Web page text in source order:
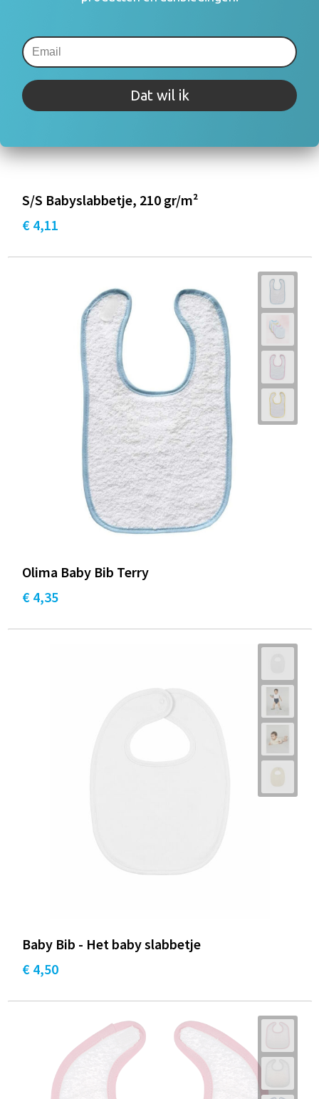
S/S Babyslabbetje, 210 gr/m²
€ 4,11
Olima Baby Bib Terry
€ 4,35
Baby Bib - Het baby slabbetje
€ 4,50
Dat wil ik